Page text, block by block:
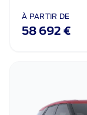
À PARTIR DE
58 692 €